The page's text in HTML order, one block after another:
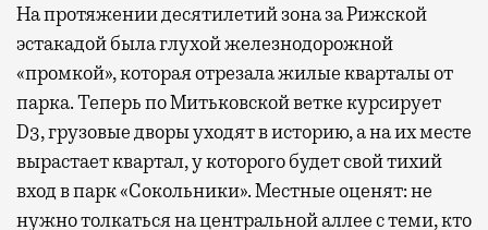
На протяжении десятилетий зона за Рижской
эстакадой была глухой железнодорожной
«промкой», которая отрезала жилые кварталы от
парка. Теперь по Митьковской ветке курсирует
D3, грузовые дворы уходят в историю, а на их месте
вырастает квартал, у которого будет свой тихий
вход в парк «Сокольники». Местные оценят: не
нужно толкаться на центральной аллее с теми, кто